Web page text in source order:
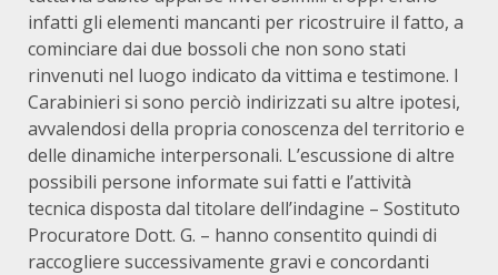
infatti gli elementi mancanti per ricostruire il fatto, a
cominciare dai due bossoli che non sono stati
rinvenuti nel luogo indicato da vittima e testimone. I
Carabinieri si sono perciò indirizzati su altre ipotesi,
avvalendosi della propria conoscenza del territorio e
delle dinamiche interpersonali. L’escussione di altre
possibili persone informate sui fatti e l’attività
tecnica disposta dal titolare dell’indagine – Sostituto
Procuratore Dott. G. – hanno consentito quindi di
raccogliere successivamente gravi e concordanti